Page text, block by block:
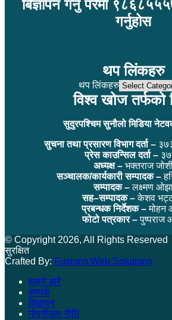
बिज्ञापन गर्नु परेमा
गर्नुहोस
थप लिंकहरु
थप लिंकहरु
विश्व खोज तर्फको
सुदुरपश्चिम सुनौलो मिडिया
सुचना तथा प्रसारण विभाग दर्ता –
प्रेस काउन्सिल दर्ता –
अध्यक्ष – भक्तराज
सञ्चालक/कार्यकारी सम्पादक –
सम्पादक –लक्ष्मण
सह–सम्पादक –केशव
प्रबन्धक निर्देशक –मोहन
फोटो पत्रकार –पुष्पराज
© Copyright 2026, All Rights Reserved
सुरक्षित
Crafted By: Fusions Web Solutions
हाम्रो बारे
सम्पर्क
विज्ञापन
गोपनीयता नीति